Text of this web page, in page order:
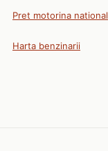
Pret motorina national
Harta benzinarii